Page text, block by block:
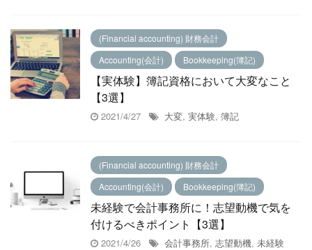
(Financial accounting) 財務会計
Accounting(会計)
Bookkeeping(簿記)
【実体験】簿記資格において大変なこと
【3選】
2021/4/27 大変, 実体験, 簿記
(Financial accounting) 財務会計
Accounting(会計)
Bookkeeping(簿記)
未経験で会計事務所に！志望動機で気を
付けるべきポイント【3選】
2021/4/26 会計事務所, 志望動機, 未経験